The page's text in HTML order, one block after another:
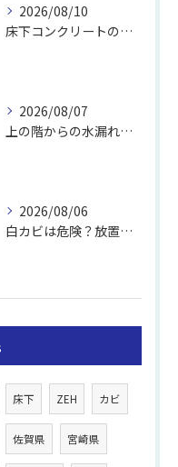
2026/08/10
床下コンクリートの除カビ｜施工事例と流れ
2026/08/07
上の階からの水漏れでカビ｜対処法と業者
2026/08/06
白カビは危険？放置のリスクと取り方
床下 ZEH カビ
佐賀県 宮崎県